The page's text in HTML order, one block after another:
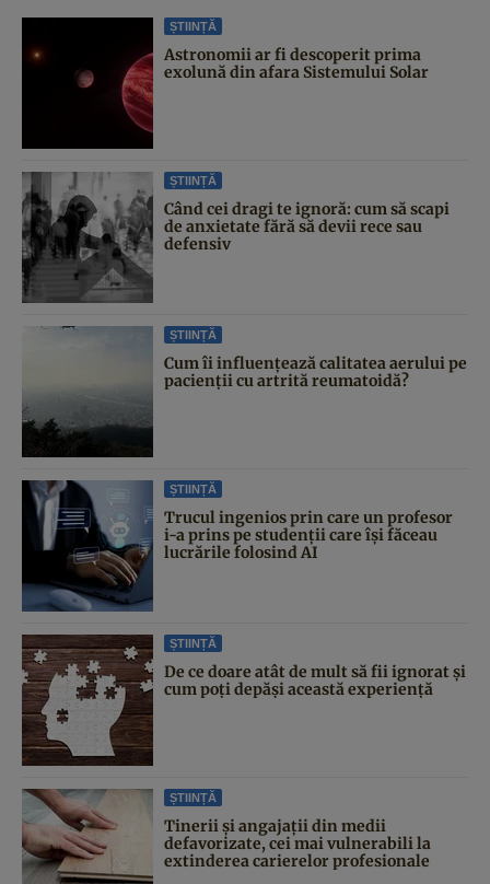
ȘTIINȚĂ
Astronomii ar fi descoperit prima
exolună din afara Sistemului Solar
ȘTIINȚĂ
Când cei dragi te ignoră: cum să scapi
de anxietate fără să devii rece sau
defensiv
ȘTIINȚĂ
Cum îi influențează calitatea aerului pe
pacienții cu artrită reumatoidă?
ȘTIINȚĂ
Trucul ingenios prin care un profesor
i-a prins pe studenții care își făceau
lucrările folosind AI
ȘTIINȚĂ
De ce doare atât de mult să fii ignorat și
cum poți depăși această experiență
ȘTIINȚĂ
Tinerii și angajații din medii
defavorizate, cei mai vulnerabili la
extinderea carierelor profesionale